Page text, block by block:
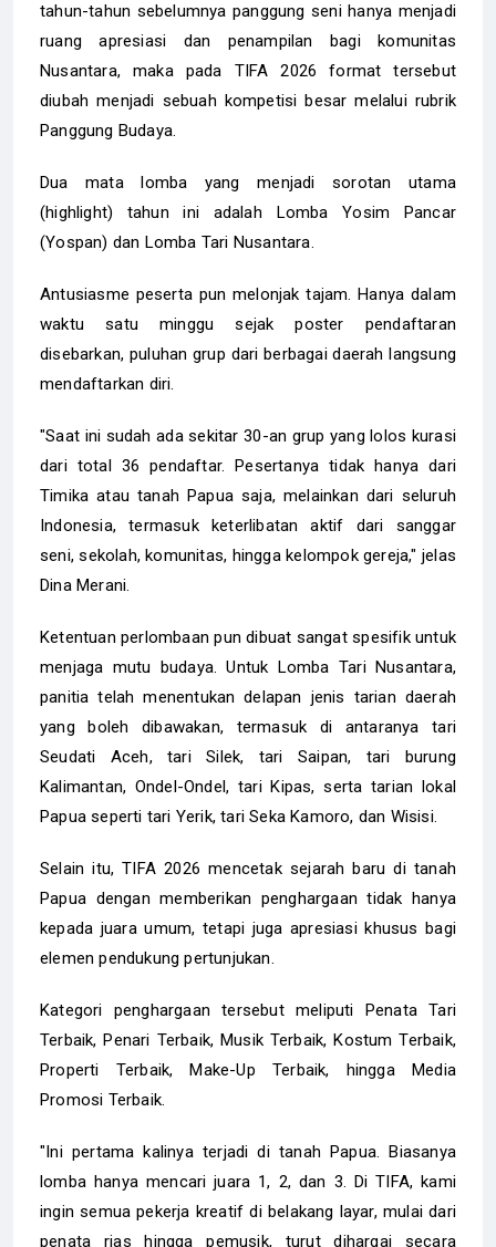
tahun-tahun sebelumnya panggung seni hanya menjadi
ruang apresiasi dan penampilan bagi komunitas
Nusantara, maka pada TIFA 2026 format tersebut
diubah menjadi sebuah kompetisi besar melalui rubrik
Panggung Budaya.
Dua mata lomba yang menjadi sorotan utama
(highlight) tahun ini adalah Lomba Yosim Pancar
(Yospan) dan Lomba Tari Nusantara.
Antusiasme peserta pun melonjak tajam. Hanya dalam
waktu satu minggu sejak poster pendaftaran
disebarkan, puluhan grup dari berbagai daerah langsung
mendaftarkan diri.
"Saat ini sudah ada sekitar 30-an grup yang lolos kurasi
dari total 36 pendaftar. Pesertanya tidak hanya dari
Timika atau tanah Papua saja, melainkan dari seluruh
Indonesia, termasuk keterlibatan aktif dari sanggar
seni, sekolah, komunitas, hingga kelompok gereja," jelas
Dina Merani.
Ketentuan perlombaan pun dibuat sangat spesifik untuk
menjaga mutu budaya. Untuk Lomba Tari Nusantara,
panitia telah menentukan delapan jenis tarian daerah
yang boleh dibawakan, termasuk di antaranya tari
Seudati Aceh, tari Silek, tari Saipan, tari burung
Kalimantan, Ondel-Ondel, tari Kipas, serta tarian lokal
Papua seperti tari Yerik, tari Seka Kamoro, dan Wisisi.
Selain itu, TIFA 2026 mencetak sejarah baru di tanah
Papua dengan memberikan penghargaan tidak hanya
kepada juara umum, tetapi juga apresiasi khusus bagi
elemen pendukung pertunjukan.
Kategori penghargaan tersebut meliputi Penata Tari
Terbaik, Penari Terbaik, Musik Terbaik, Kostum Terbaik,
Properti Terbaik, Make-Up Terbaik, hingga Media
Promosi Terbaik.
"Ini pertama kalinya terjadi di tanah Papua. Biasanya
lomba hanya mencari juara 1, 2, dan 3. Di TIFA, kami
ingin semua pekerja kreatif di belakang layar, mulai dari
penata rias hingga pemusik, turut dihargai secara